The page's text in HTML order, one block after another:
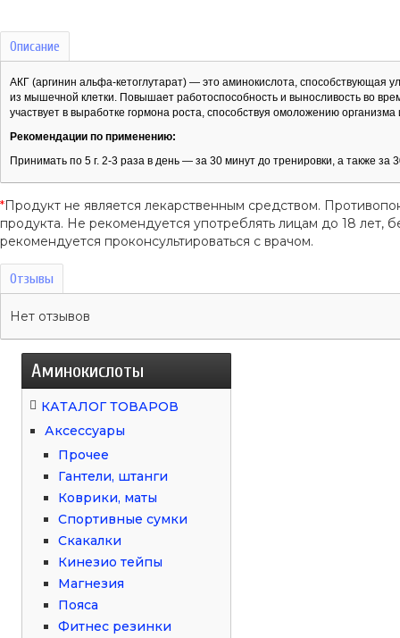
Описание
АКГ (аргинин альфа-кетоглутарат) — это аминокислота,
из мышечной клетки. Повышает работоспособность и выносливость во
участвует в выработке гормона роста, способствуя омоложению
Рекомендации по применению:
Принимать по 5 г. 2-3 раза в день — за 30 минут до тренировки, а также за
*Продукт не является лекарственным средством.
продукта. Не рекомендуется употреблять лицам до 18
рекомендуется проконсультироваться с врачом.
Отзывы
Нет отзывов
Аминокислоты
КАТАЛОГ ТОВАРОВ
Аксессуары
Прочее
Гантели, штанги
Коврики, маты
Спортивные сумки
Скакалки
Кинезио тейпы
Магнезия
Пояса
Фитнес резинки